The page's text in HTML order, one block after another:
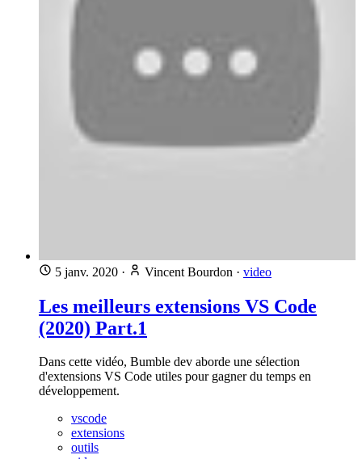
5 janv. 2020 · Vincent Bourdon · video
Les meilleurs extensions VS Code
(2020) Part.1
Dans cette vidéo, Bumble dev aborde une sélection
d'extensions VS Code utiles pour gagner du temps en
développement.
vscode
extensions
outils